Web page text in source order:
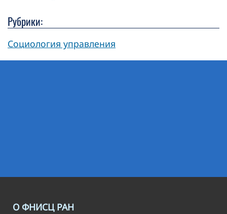
Рубрики:
Социология управления
О ФНИСЦ РАН